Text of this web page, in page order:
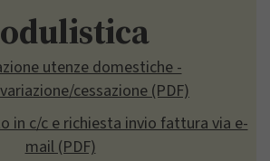
utenze domestiche -
cessazione (PDF)
in c/c e richiesta invio fattura via e-
mail (PDF)